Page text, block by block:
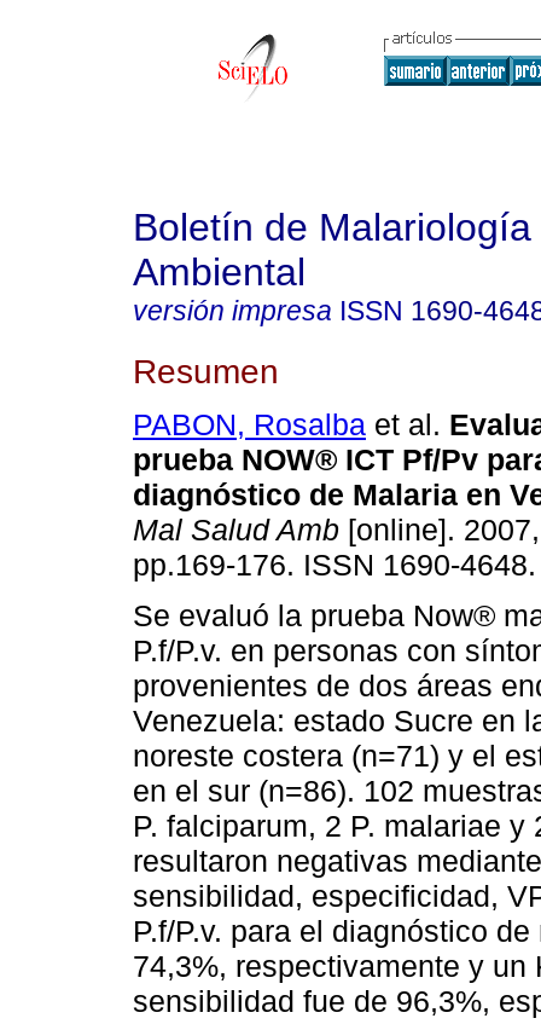
Boletín de
Ambiental
versión impresa ISSN 1690-
Resumen
PABON, Rosalba et al.
prueba NOW® ICT Pf/Pv
diagnóstico de Malaria en
Mal Salud Amb [online].
pp.169-176. ISSN 1690-4648.
Se evaluó la prueba Now®
P.f/P.v. en personas con
provenientes de dos áreas
Venezuela: estado Sucre en
noreste costera (n=71) y el
en el sur (n=86). 102
P. falciparum, 2 P. malariae
resultaron negativas
sensibilidad, especificidad,
P.f/P.v. para el diagnóstico
74,3%, respectivamente y
sensibilidad fue de 96,3%,